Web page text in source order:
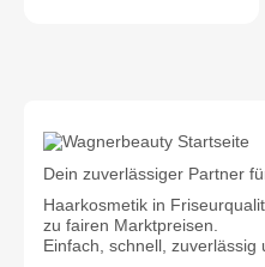
Dein zuverlässiger Partner
Haarkosmetik in
zu fairen Marktpreisen.
Einfach, schnell, zuverlässig